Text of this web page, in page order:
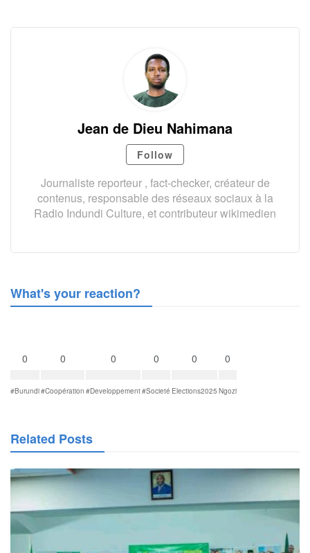
Jean de Dieu Nahimana
Follow
Journaliste reporteur , fact-checker, créateur de
contenus, responsable des réseaux sociaux à la
Radio Indundi Culture, et contributeur wikimedien
What's your reaction?
0
#Burundi
0
#Coopération
0
#Developpement
0
#Societé
0
Elections2025
0
Ngozi
Related Posts